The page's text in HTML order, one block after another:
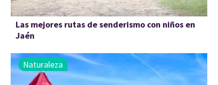
Las mejores rutas de senderismo con niños en
Jaén
Naturaleza